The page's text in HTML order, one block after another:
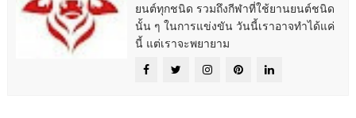
ยนต์ทุกชนิด รวมถึงกีฬาที่ใช้ยานยนต์ชนิด
นั้น ๆ ในการแข่งขัน วันนี้เราอาจทำได้แค่
นี้ แต่เราจะพยายาม